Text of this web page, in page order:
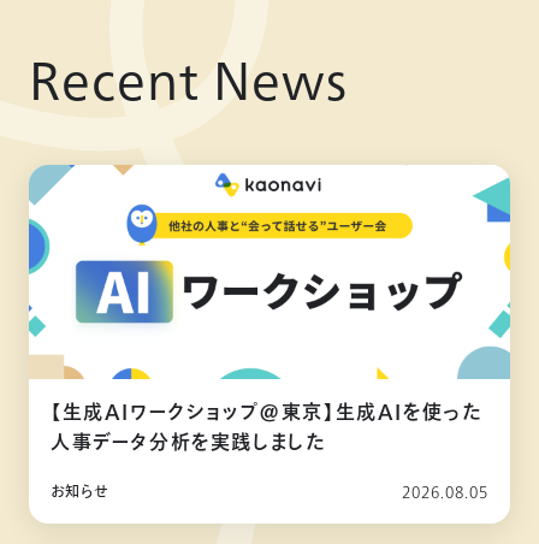
Recent News
【生成AIワークショップ@東京】生成AIを使った
人事データ分析を実践しました
お知らせ 2026.08.05